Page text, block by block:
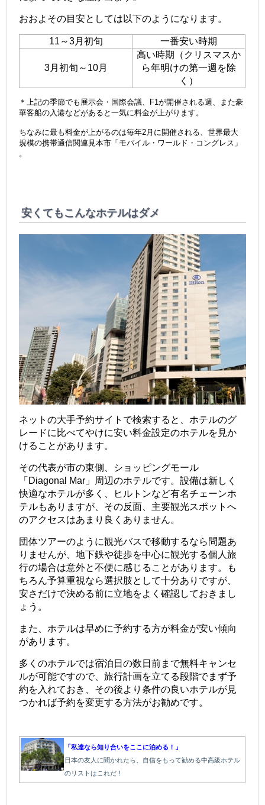
おおよその目安としては以下のようになります。
11～3月初旬 一番安い時期
3月初旬～10月
高い時期（クリスマスか
ら年明けの第一週を除
く）
＊上記の季節でも展示会・国際会議、F1が開催される週、また豪
華客船の入港などがあると一気に料金が上がります。
ちなみに最も料金が上がるのは毎年2月に開催される、世界最大
規模の携帯通信関連見本市「モバイル・ワールド・コングレス」
。
安くてもこんなホテルはダメ
ネットの大手予約サイトで検索すると、ホテルのグ
レードに比べてやけに安い料金設定のホテルを見か
けることがあります。
その代表が市の東側、ショッピングモール
「Diagonal Mar」周辺のホテルです。設備は新しく
快適なホテルが多く、ヒルトンなど有名チェーンホ
テルもありますが、その反面、主要観光スポットへ
のアクセスはあまり良くありません。
団体ツアーのように観光バスで移動するなら問題あ
りませんが、地下鉄や徒歩を中心に観光する個人旅
行の場合は意外と不便に感じることがあります。も
ちろん予算重視なら選択肢として十分ありですが、
安さだけで決める前に立地をよく確認しておきまし
ょう。
また、ホテルは早めに予約する方が料金が安い傾向
があります。
多くのホテルでは宿泊日の数日前まで無料キャンセ
ルが可能ですので、旅行計画を立てる段階でまず予
約を入れておき、その後より条件の良いホテルが見
つかれば予約を変更する方法がお勧めです。
「私達なら知り合いをここに泊める！」
日本の友人に聞かれたら、自信をもって勧める中高級ホテル
のリストはこれだ！